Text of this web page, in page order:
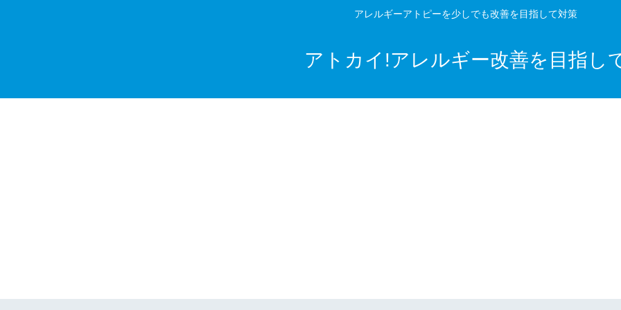
アレルギーアトピーを少しでも改善を目指して対策
アトカイ!アレルギー改善を目指し